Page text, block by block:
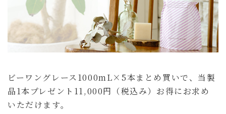
ビーワングレース1000mL×5本まとめ買いで、当製
品1本プレゼント11,000円（税込み）お得にお求め
いただけます。